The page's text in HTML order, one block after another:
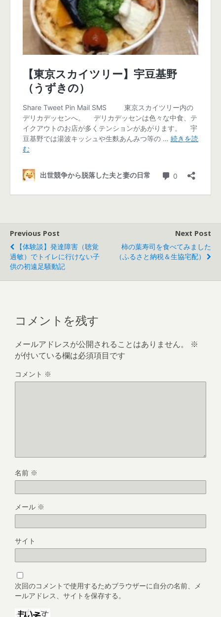
Previous Post
【体験談】発達障害（聴覚
過敏）でトイレに行けない子
供の初遠足騒動記
Next Post
柿の葉寿司を食べてみました
（ふるさと納税＆生協宅配）
コメントを残す
メールアドレスが公開されることはありません。
※
が付いている欄は必須項目です
コメント ※
名前 ※
メール ※
サイト
次回のコメントで使用するためブラウザーに自分の名前、メ
ールアドレス、サイトを保存する。